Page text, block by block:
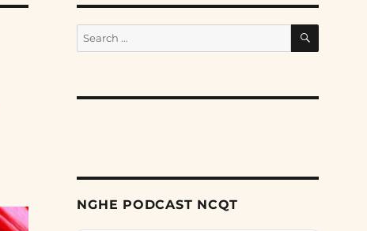
Search
for:
SEARCH
NGHE PODCAST NCQT